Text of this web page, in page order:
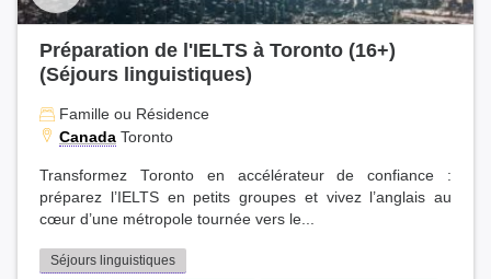
Préparation de l'IELTS à Toronto (16+)
(Séjours linguistiques)
Famille ou Résidence
Canada Toronto
Transformez Toronto en accélérateur de confiance :
préparez l’IELTS en petits groupes et vivez l’anglais au
cœur d’une métropole tournée vers le...
Séjours linguistiques